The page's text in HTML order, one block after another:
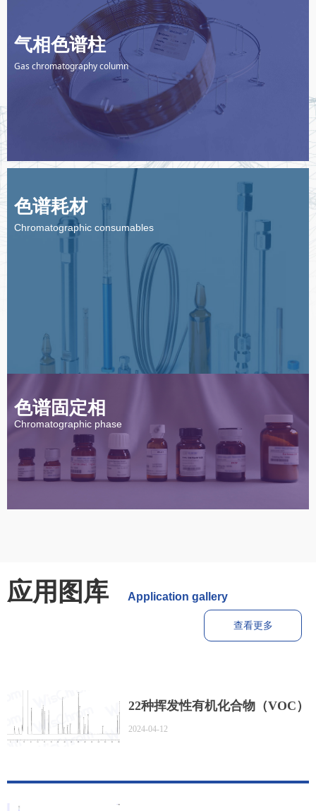
色谱耗材
Chromatographic consumables
色谱固定相
Chromatographic phase
气相色谱柱
Gas chromatography column
应用图库 Application gallery
查看更多
22种挥发性有机化合物（VOC）
2024-04-12